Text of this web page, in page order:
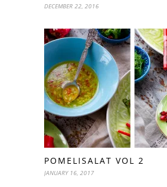
DECEMBER 22, 2016
POMELISALAT VOL 2
JANUARY 16, 2017